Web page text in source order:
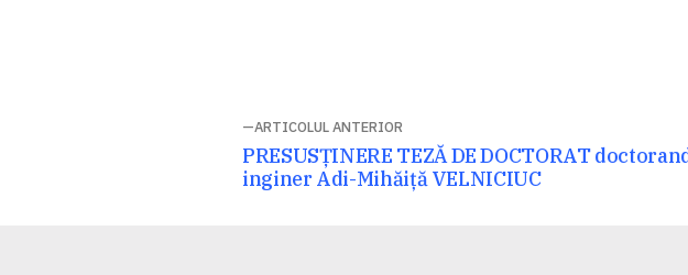
ARTICOLUL ANTERIOR
Articolul
anterior:
PRESUSȚINERE TEZĂ DE DOCTORAT
inginer Adi-Mihăiţă VELNICIUC